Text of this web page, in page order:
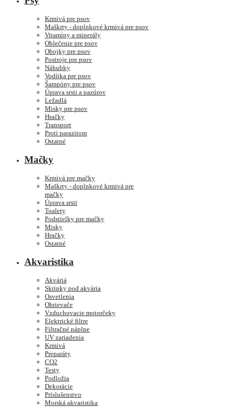
Krmivá pre psov
Maškrty - doplnkové krmivá pre psov
Vitamíny a minerály
Oblečenie pre psov
Obojky pre psov
Postroje pre psov
Náhubky
Vodítka pre psov
Šampóny pre psov
Úprava srsti a pazúrov
Ležadlá
Misky pre psov
Hračky
Transport
Proti parazitom
Ostatné
Mačky
Krmivá pre mačky
Maškrty - doplnkové krmivá pre
mačky
Úprava srsti
Toalety
Podstielky pre mačky
Misky
Hračky
Ostatné
Akvaristika
Akváriá
Skrinky pod akvária
Osvetlenia
Ohrievače
Vzduchovacie motorčeky
Elektrické filtre
Filtračné náplne
UV zariadenia
Krmivá
Preparáty
CO2
Testy
Podložia
Dekorácie
Príslušenstvo
Morská akvaristika